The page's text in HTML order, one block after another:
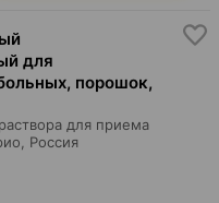
для
порошок,
для приема
, Россия